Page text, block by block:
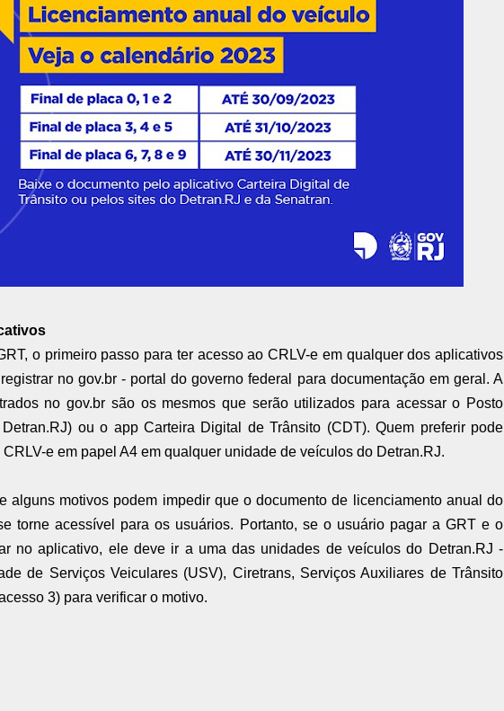
o primeiro passo para ter acesso ao CRLV-e em qualquer dos aplicativos
no gov.br - portal do governo federal para documentação em geral. A
no gov.br são os mesmos que serão utilizados para acessar o Posto
ou o app Carteira Digital de Trânsito (CDT). Quem preferir pode
e em papel A4 em qualquer unidade de veículos do Detran.RJ.
alguns motivos podem impedir que o documento de licenciamento anual do
torne acessível para os usuários. Portanto, se o usuário pagar a GRT e o
no aplicativo, ele deve ir a uma das unidades de veículos do Detran.RJ -
de Serviços Veiculares (USV), Ciretrans, Serviços Auxiliares de Trânsito
3) para verificar o motivo.